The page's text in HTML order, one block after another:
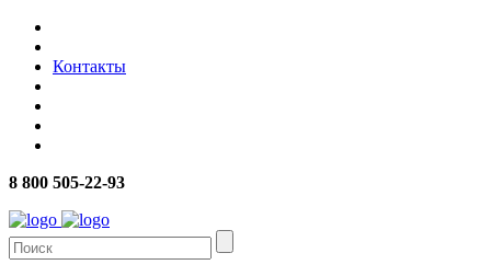
Контакты
8 800 505-22-93